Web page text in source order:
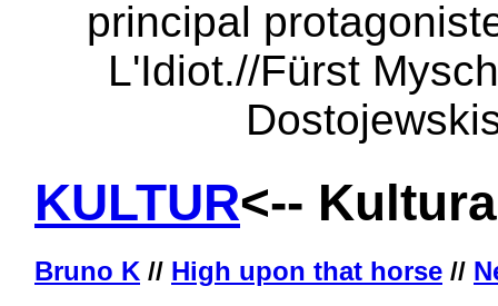
KULTUR<--
Bruno K // High upon that horse //